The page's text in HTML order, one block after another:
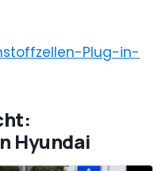
Plug-in-
Hyundai